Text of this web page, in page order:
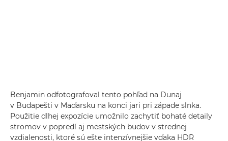
Benjamin odfotografoval tento pohľad na Dunaj
v Budapešti v Maďarsku na konci jari pri západe slnka.
Použitie dlhej expozície umožnilo zachytiť bohaté detaily
stromov v popredí aj mestských budov v strednej
vzdialenosti, ktoré sú ešte intenzívnejšie vďaka HDR